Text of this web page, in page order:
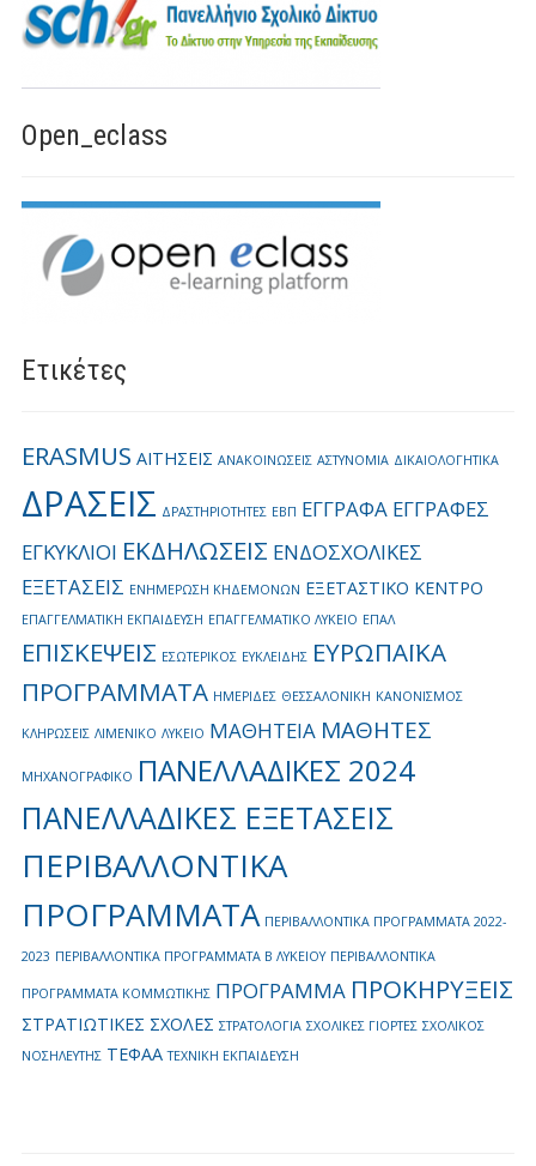
Open_eclass
Ετικέτες
ERASMUS ΑΙΤΗΣΕΙΣ ΑΝΑΚΟΙΝΩΣΕΙΣ ΑΣΤΥΝΟΜΙΑ ΔΙΚΑΙΟΛΟΓΗΤΙΚΑ
ΔΡΑΣΕΙΣ ΔΡΑΣΤΗΡΙΟΤΗΤΕΣ ΕΒΠ ΕΓΓΡΑΦΑ ΕΓΓΡΑΦΕΣ
ΕΓΚΥΚΛΙΟΙ ΕΚΔΗΛΩΣΕΙΣ ΕΝΔΟΣΧΟΛΙΚΕΣ
ΕΞΕΤΑΣΕΙΣ ΕΝΗΜΕΡΩΣΗ ΚΗΔΕΜΟΝΩΝ ΕΞΕΤΑΣΤΙΚΟ ΚΕΝΤΡΟ
ΕΠΑΓΓΕΛΜΑΤΙΚΗ ΕΚΠΑΙΔΕΥΣΗ ΕΠΑΓΓΕΛΜΑΤΙΚΟ ΛΥΚΕΙΟ ΕΠΑΛ
ΕΠΙΣΚΕΨΕΙΣ ΕΣΩΤΕΡΙΚΟΣ ΕΥΚΛΕΙΔΗΣ ΕΥΡΩΠΑΪΚΑ
ΠΡΟΓΡΑΜΜΑΤΑ ΗΜΕΡΙΔΕΣ ΘΕΣΣΑΛΟΝΙΚΗ ΚΑΝΟΝΙΣΜΟΣ
ΚΛΗΡΩΣΕΙΣ ΛΙΜΕΝΙΚΟ ΛΥΚΕΙΟ ΜΑΘΗΤΕΙΑ ΜΑΘΗΤΕΣ
ΜΗΧΑΝΟΓΡΑΦΙΚΟ ΠΑΝΕΛΛΑΔΙΚΕΣ 2024
ΠΑΝΕΛΛΑΔΙΚΕΣ ΕΞΕΤΑΣΕΙΣ
ΠΕΡΙΒΑΛΛΟΝΤΙΚΑ
ΠΡΟΓΡΑΜΜΑΤΑ ΠΕΡΙΒΑΛΛΟΝΤΙΚΑ ΠΡΟΓΡΑΜΜΑΤΑ 2022-
2023 ΠΕΡΙΒΑΛΛΟΝΤΙΚΑ ΠΡΟΓΡΑΜΜΑΤΑ Β ΛΥΚΕΙΟΥ ΠΕΡΙΒΑΛΛΟΝΤΙΚΑ
ΠΡΟΓΡΑΜΜΑΤΑ ΚΟΜΜΩΤΙΚΗΣ ΠΡΟΓΡΑΜΜΑ ΠΡΟΚΗΡΥΞΕΙΣ
ΣΤΡΑΤΙΩΤΙΚΕΣ ΣΧΟΛΕΣ ΣΤΡΑΤΟΛΟΓΙΑ ΣΧΟΛΙΚΕΣ ΓΙΟΡΤΕΣ ΣΧΟΛΙΚΟΣ
ΝΟΣΗΛΕΥΤΗΣ ΤΕΦΑΑ ΤΕΧΝΙΚΗ ΕΚΠΑΙΔΕΥΣΗ